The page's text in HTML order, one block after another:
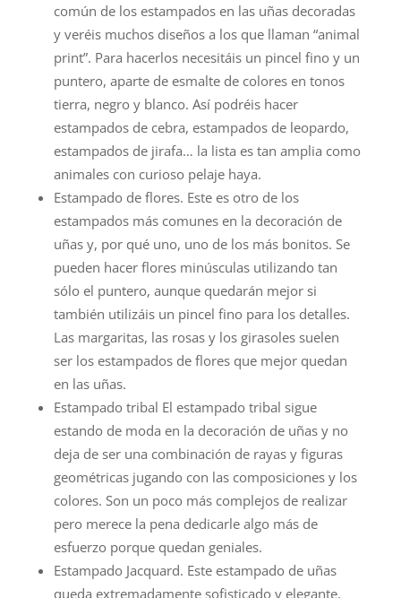
común de los estampados en las uñas decoradas
y veréis muchos diseños a los que llaman “animal
print”. Para hacerlos necesitáis un pincel fino y un
puntero, aparte de esmalte de colores en tonos
tierra, negro y blanco. Así podréis hacer
estampados de cebra, estampados de leopardo,
estampados de jirafa… la lista es tan amplia como
animales con curioso pelaje haya.
Estampado de flores. Este es otro de los
estampados más comunes en la decoración de
uñas y, por qué uno, uno de los más bonitos. Se
pueden hacer flores minúsculas utilizando tan
sólo el puntero, aunque quedarán mejor si
también utilizáis un pincel fino para los detalles.
Las margaritas, las rosas y los girasoles suelen
ser los estampados de flores que mejor quedan
en las uñas.
Estampado tribal El estampado tribal sigue
estando de moda en la decoración de uñas y no
deja de ser una combinación de rayas y figuras
geométricas jugando con las composiciones y los
colores. Son un poco más complejos de realizar
pero merece la pena dedicarle algo más de
esfuerzo porque quedan geniales.
Estampado Jacquard. Este estampado de uñas
queda extremadamente sofisticado y elegante,